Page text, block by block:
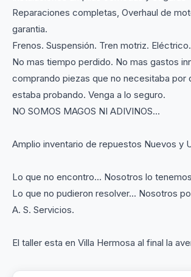
Reparaciones completas, Overhaul de
garantia.
Frenos. Suspensión. Tren motriz. Eléctrico.
No mas tiempo perdido. No mas gastos
comprando piezas que no necesitaba por
estaba probando. Venga a lo seguro.
NO SOMOS MAGOS NI ADIVINOS...
Amplio inventario de repuestos Nuevos y
Lo que no encontro... Nosotros lo
Lo que no pudieron resolver... Nosotros
A. S. Servicios.
El taller esta en Villa Hermosa al final la